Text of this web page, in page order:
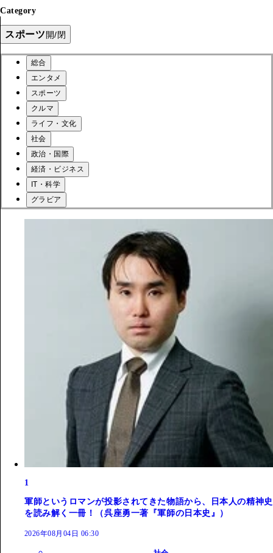
Category
スポーツ開/閉
総合
エンタメ
スポーツ
クルマ
ライフ・文化
社会
政治・国際
経済・ビジネス
IT・科学
グラビア
1
軍師というロマンが投影されてきた物語から、日本人の精神史
を読み解く一冊！（呉座勇一著『軍師の日本史』）
2026年08月04日 06:30